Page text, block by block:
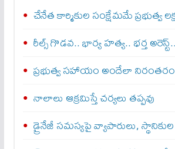
చేనేత కార్మికుల సంక్షేమమే ప్రభుత్వ
రీల్స్ గొడవ.. భార్య హత్య.. భర్త అరెస్ట్..
ప్రభుత్వ సహాయం అందేలా
నాలాలు ఆక్రమిస్తే చర్యలు తప్పవు
డ్రైనేజీ సమస్యపై వ్యాపారులు,